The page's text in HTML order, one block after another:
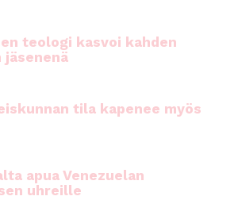
teologi kasvoi kahden
jäsenenä
tila kapenee myös
apua Venezuelan
uhreille